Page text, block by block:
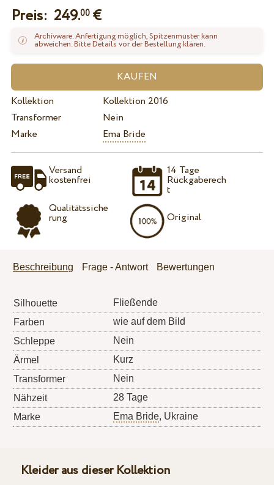
Preis: 249.00€
Archivware. Anfertigung möglich, Spitzenmuster kann
abweichen. Bitte Details vor der Bestellung klären.
Kollektion
Kollektion 2016
Transformer
Nein
Marke
Ema Bride
Versand
kostenfrei
Qualitätssiche
rung
14 Tage
Rückgaberech
t
Original
Beschreibung Frage - Antwort Bewertungen
Silhouette
Fließende
Farben
wie auf dem Bild
Schleppe
Nein
Ärmel
Kurz
Transformer
Nein
Nähzeit
28 Tage
Marke
Ema Bride, Ukraine
Kleider aus dieser Kollektion